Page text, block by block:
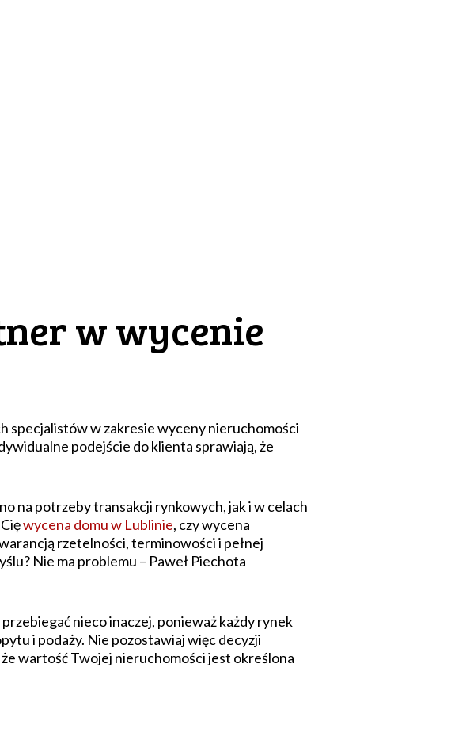
w wycenie
specjalistów w zakresie wyceny nieruchomości
podejście do klienta sprawiają, że
na potrzeby transakcji rynkowych, jak i w celach
wycena domu w Lublinie, czy wycena
rzetelności, terminowości i pełnej
Nie ma problemu – Paweł Piechota
nieco inaczej, ponieważ każdy rynek
i podaży. Nie pozostawiaj więc decyzji
wartość Twojej nieruchomości jest określona